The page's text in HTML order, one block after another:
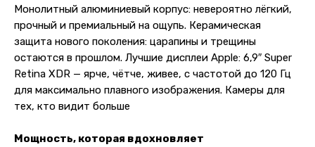
Монолитный алюминиевый корпус: невероятно лёгкий,
прочный и премиальный на ощупь. Керамическая
защита нового поколения: царапины и трещины
остаются в прошлом. Лучшие дисплеи Apple: 6,9″ Super
Retina XDR — ярче, чётче, живее, с частотой до 120 Гц
для максимально плавного изображения. Камеры для
тех, кто видит больше
Мощность, которая вдохновляет